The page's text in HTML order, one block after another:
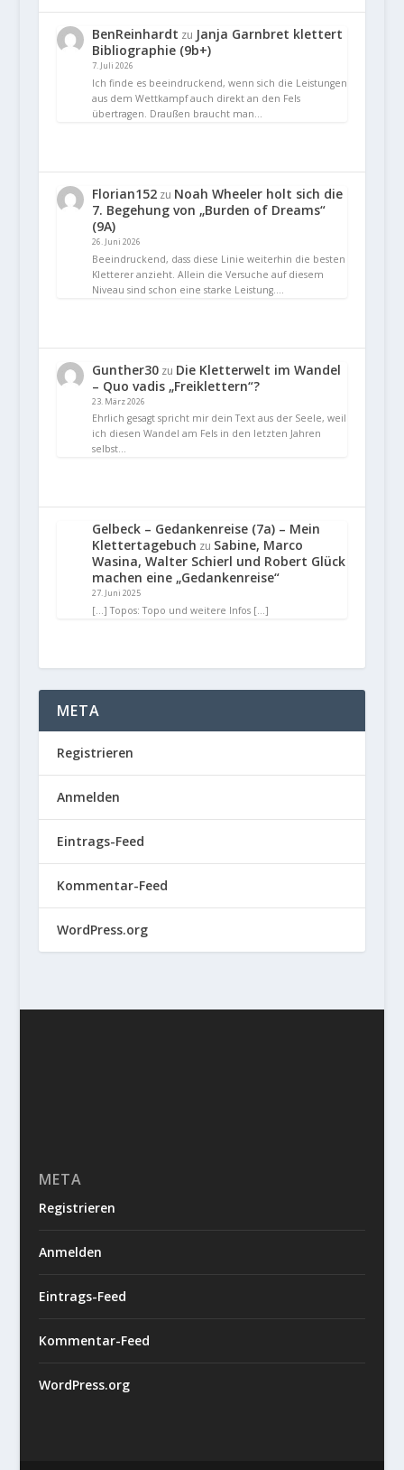
BenReinhardt zu Janja Garnbret klettert
Bibliographie (9b+)
7. Juli 2026
Ich finde es beeindruckend, wenn sich die Leistungen
aus dem Wettkampf auch direkt an den Fels
übertragen. Draußen braucht man…
Florian152zu Noah Wheeler holt sich die
7. Begehung von „Burden of Dreams“
(9A)
26. Juni 2026
Beeindruckend, dass diese Linie weiterhin die besten
Kletterer anzieht. Allein die Versuche auf diesem
Niveau sind schon eine starke Leistung.…
Gunther30zu Die Kletterwelt im Wandel
– Quo vadis „Freiklettern“?
23. März 2026
Ehrlich gesagt spricht mir dein Text aus der Seele, weil
ich diesen Wandel am Fels in den letzten Jahren
selbst…
Gelbeck – Gedankenreise (7a) – Mein
Klettertagebuch zu Sabine, Marco
Wasina, Walter Schierl und Robert Glück
machen eine „Gedankenreise“
27. Juni 2025
[…] Topos: Topo und weitere Infos […]
META
Registrieren
Anmelden
Eintrags-Feed
Kommentar-Feed
WordPress.org
META
Registrieren
Anmelden
Eintrags-Feed
Kommentar-Feed
WordPress.org